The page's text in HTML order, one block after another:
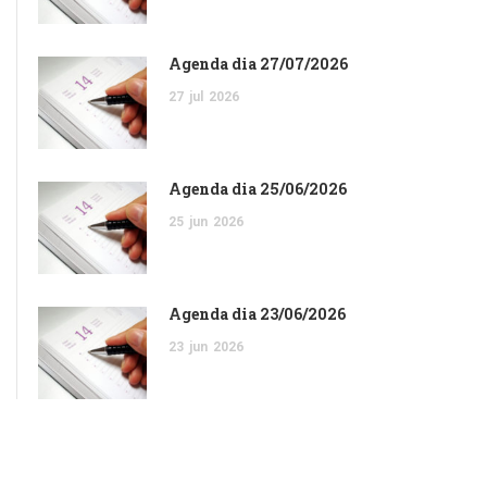
Agenda dia 27/07/2026
27 jul 2026
Agenda dia 25/06/2026
25 jun 2026
Agenda dia 23/06/2026
23 jun 2026